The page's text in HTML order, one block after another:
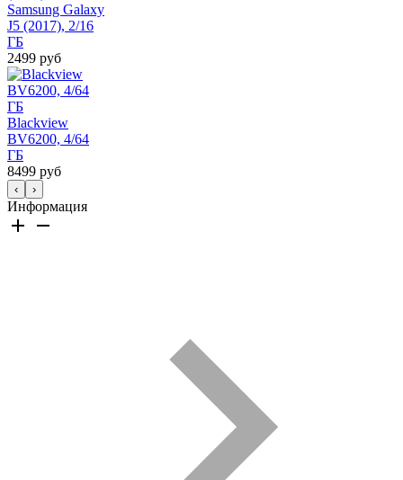
Samsung Galaxy
J5 (2017), 2/16
ГБ
2499 руб
Blackview
BV6200, 4/64
ГБ
8499 руб
‹ ›
Информация